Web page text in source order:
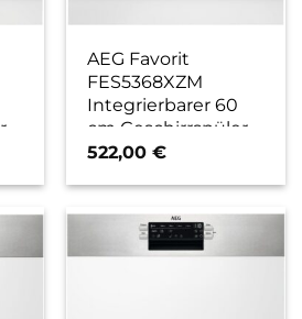
AEG Favorit
FES5368XZM
Integrierbarer 60
cm Geschirrspüler
edelstahl/cleansteel
522,00€